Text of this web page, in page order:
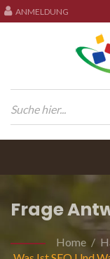
ANMELDUNG
Frage
Home /